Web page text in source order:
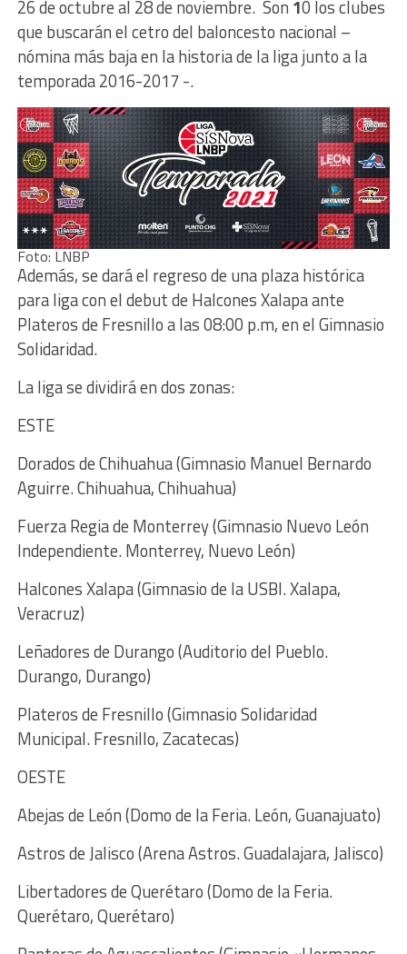
26 de octubre al 28 de noviembre. Son 10 los clubes
que buscarán el cetro del baloncesto nacional –
nómina más baja en la historia de la liga junto a la
temporada 2016-2017 -.
Foto: LNBP
Además, se dará el regreso de una plaza histórica
para liga con el debut de Halcones Xalapa ante
Plateros de Fresnillo a las 08:00 p.m, en el Gimnasio
Solidaridad.
La liga se dividirá en dos zonas:
ESTE
Dorados de Chihuahua (Gimnasio Manuel Bernardo
Aguirre. Chihuahua, Chihuahua)
Fuerza Regia de Monterrey (Gimnasio Nuevo León
Independiente. Monterrey, Nuevo León)
Halcones Xalapa (Gimnasio de la USBI. Xalapa,
Veracruz)
Leñadores de Durango (Auditorio del Pueblo.
Durango, Durango)
Plateros de Fresnillo (Gimnasio Solidaridad
Municipal. Fresnillo, Zacatecas)
OESTE
Abejas de León (Domo de la Feria. León, Guanajuato)
Astros de Jalisco (Arena Astros. Guadalajara, Jalisco)
Libertadores de Querétaro (Domo de la Feria.
Querétaro, Querétaro)